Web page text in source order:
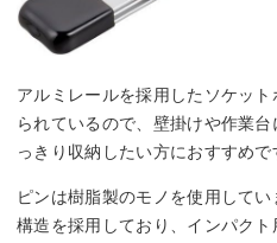
アルミレールを採用したソケッ
られているので、壁掛けや作業
っきり収納したい方におすすめで
ピンは樹脂製のモノを使用して
構造を採用しており、インパク